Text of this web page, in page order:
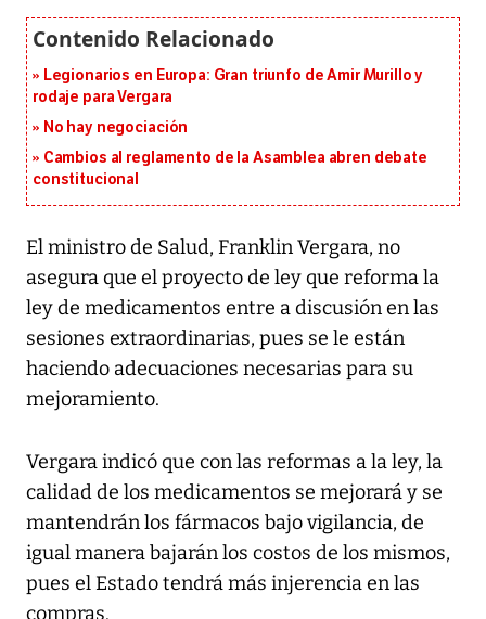
Legionarios en Europa: Gran triunfo de Amir Murillo y
rodaje para Vergara
No hay negociación
Cambios al reglamento de la Asamblea abren debate
constitucional
El ministro de Salud, Franklin Vergara, no
asegura que el proyecto de ley que reforma la
ley de medicamentos entre a discusión en las
sesiones extraordinarias, pues se le están
haciendo adecuaciones necesarias para su
mejoramiento.
Vergara indicó que con las reformas a la ley, la
calidad de los medicamentos se mejorará y se
mantendrán los fármacos bajo vigilancia, de
igual manera bajarán los costos de los mismos,
pues el Estado tendrá más injerencia en las
compras.